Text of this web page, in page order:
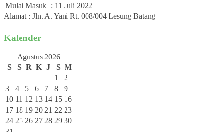
Mulai Masuk : 11 Juli 2022
Alamat : Jln. A. Yani Rt. 008/004 Lesung Batang
Kalender
Agustus 2026
S
S R K J S M
1
2
3
4 5 6 7 8
9
10 11 12 13 14 15 16
17 18 19 20 21 22 23
24 25 26 27 28 29 30